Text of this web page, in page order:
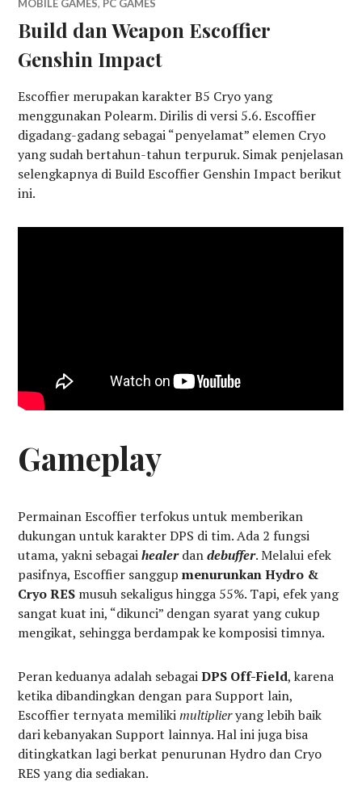
MOBILE GAMES, PC GAMES
Build dan Weapon Escoffier
Genshin Impact
Escoffier merupakan karakter B5 Cryo yang
menggunakan Polearm. Dirilis di versi 5.6. Escoffier
digadang-gadang sebagai “penyelamat” elemen Cryo
yang sudah bertahun-tahun terpuruk. Simak penjelasan
selengkapnya di Build Escoffier Genshin Impact berikut
ini.
Gameplay
Permainan Escoffier terfokus untuk memberikan
dukungan untuk karakter DPS di tim. Ada 2 fungsi
utama, yakni sebagaihealerdandebuffer. Melalui efek
pasifnya, Escoffier sanggupmenurunkan Hydro &
Cryo RES musuh sekaligus hingga 55%. Tapi, efek yang
sangat kuat ini, “dikunci” dengan syarat yang cukup
mengikat, sehingga berdampak ke komposisi timnya.
Peran keduanya adalah sebagaiDPS Off-Field, karena
ketika dibandingkan dengan para Support lain,
Escoffier ternyata memilikimultiplieryang lebih baik
dari kebanyakan Support lainnya. Hal ini juga bisa
ditingkatkan lagi berkat penurunan Hydro dan Cryo
RES yang dia sediakan.